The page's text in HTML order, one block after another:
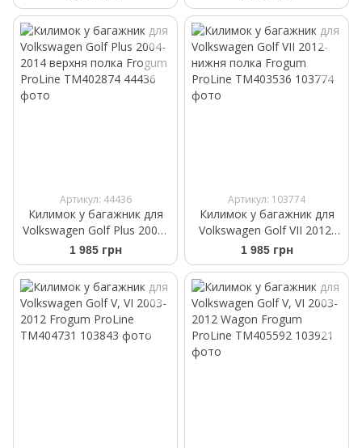
Frogum ProLine TM549178
ProLine TM549185
Артикул: 44436
Килимок у багажник для
Volkswagen Golf Plus 2004-
2014 верхня полка Frogum
ProLine TM402874
1 985 грн
Артикул: 103774
Килимок у багажник для
Volkswagen Golf VII 2012-
нижня полка Frogum
ProLine TM403536
1 985 грн